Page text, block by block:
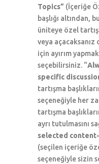
Topics” (İçeriğe
başlığı altından,
üniteye özel
veya
için ayırım
seçebilirsiniz. “
specific
tartışma
seçeneğiyle her
tartışma
ayrı tutulmasını
selected
(seçilen içeriğe
seçeneğiyle sizin